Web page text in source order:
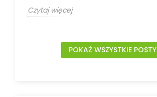
Czytaj więcej
POKAŻ WSZYSTKIE POSTY